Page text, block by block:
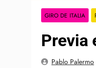
GIRO DE ITALIA
Previa
Pablo Palermo